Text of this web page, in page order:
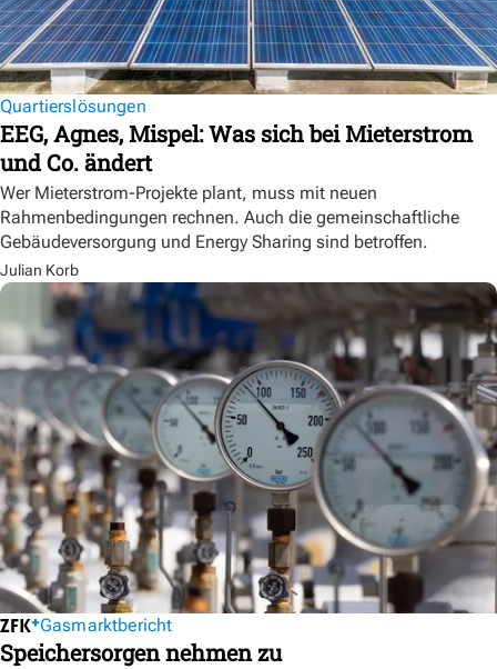
Quartierslösungen
EEG, Agnes, Mispel: Was sich bei Mieterstrom
und Co. ändert
Wer Mieterstrom-Projekte plant, muss mit neuen
Rahmenbedingungen rechnen. Auch die gemeinschaftliche
Gebäudeversorgung und Energy Sharing sind betroffen.
Julian Korb
Gasmarktbericht
Speichersorgen nehmen zu